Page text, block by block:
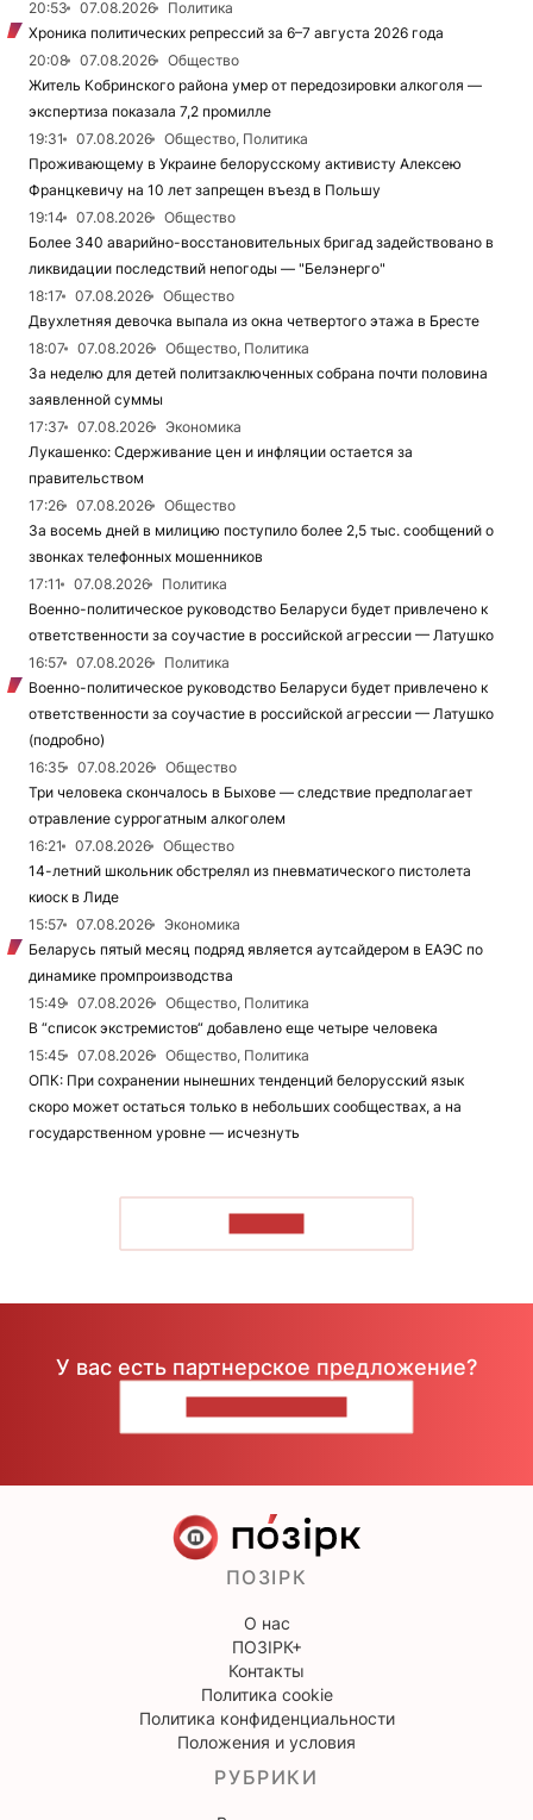
20:53
07.08.2026
Политика
Хроника политических репрессий за 6–7 августа 2026 года
20:08
07.08.2026
Общество
Житель Кобринского района умер от передозировки алкоголя —
экспертиза показала 7,2 промилле
19:31
07.08.2026
Общество, Политика
Проживающему в Украине белорусскому активисту Алексею
Францкевичу на 10 лет запрещен въезд в Польшу
19:14
07.08.2026
Общество
Более 340 аварийно-восстановительных бригад задействовано в
ликвидации последствий непогоды — "Белэнерго"
18:17
07.08.2026
Общество
Двухлетняя девочка выпала из окна четвертого этажа в Бресте
18:07
07.08.2026
Общество, Политика
За неделю для детей политзаключенных собрана почти половина
заявленной суммы
17:37
07.08.2026
Экономика
Лукашенко: Сдерживание цен и инфляции остается за
правительством
17:26
07.08.2026
Общество
За восемь дней в милицию поступило более 2,5 тыс. сообщений о
звонках телефонных мошенников
17:11
07.08.2026
Политика
Военно-политическое руководство Беларуси будет привлечено к
ответственности за соучастие в российской агрессии — Латушко
16:57
07.08.2026
Политика
Военно-политическое руководство Беларуси будет привлечено к
ответственности за соучастие в российской агрессии — Латушко
(подробно)
16:35
07.08.2026
Общество
Три человека скончалось в Быхове — следствие предполагает
отравление суррогатным алкоголем
16:21
07.08.2026
Общество
14-летний школьник обстрелял из пневматического пистолета
киоск в Лиде
15:57
07.08.2026
Экономика
Беларусь пятый месяц подряд является аутсайдером в ЕАЭС по
динамике промпроизводства
15:49
07.08.2026
Общество, Политика
В “список экстремистов“ добавлено еще четыре человека
15:45
07.08.2026
Общество, Политика
ОПК: При сохранении нынешних тенденций белорусский язык
скоро может остаться только в небольших сообществах, а на
государственном уровне — исчезнуть
У вас есть партнерское предложение?
ПОЗІРК
О нас
ПОЗІРК+
Контакты
Политика cookie
Политика конфиденциальности
Положения и условия
РУБРИКИ